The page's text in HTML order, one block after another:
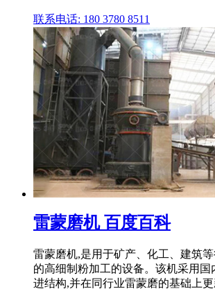
联系电话: 180 3780 8511
雷蒙磨机 百度百科
雷蒙磨机,是用于矿产、化工、建筑
的高细制粉加工的设备。该机采用国
进结构,并在同行业雷蒙磨的基础上